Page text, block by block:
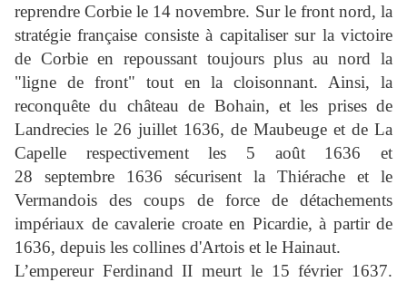
reprendre Corbie le 14 novembre. Sur le front nord, la
stratégie française consiste à capitaliser sur la victoire
de Corbie en repoussant toujours plus au nord la
"ligne de front" tout en la cloisonnant. Ainsi, la
reconquête du château de Bohain, et les prises de
Landrecies le 26 juillet 1636, de Maubeuge et de La
Capelle respectivement les 5 août 1636 et
28 septembre 1636 sécurisent la Thiérache et le
Vermandois des coups de force de détachements
impériaux de cavalerie croate en Picardie, à partir de
1636, depuis les collines d'Artois et le Hainaut.
L’empereur Ferdinand II meurt le 15 février 1637.